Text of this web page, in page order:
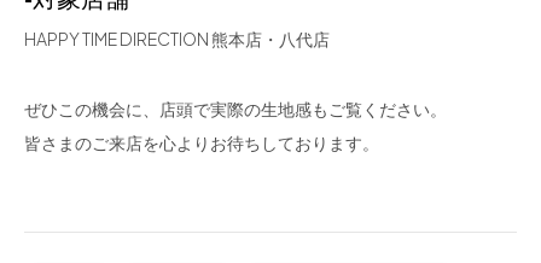
HAPPY TIME DIRECTION 熊本店・八代店
ぜひこの機会に、店頭で実際の生地感もご覧ください。
皆さまのご来店を心よりお待ちしております。